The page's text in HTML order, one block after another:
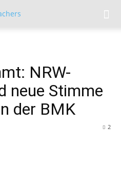
NRW-
neue Stimme
der BMK
2